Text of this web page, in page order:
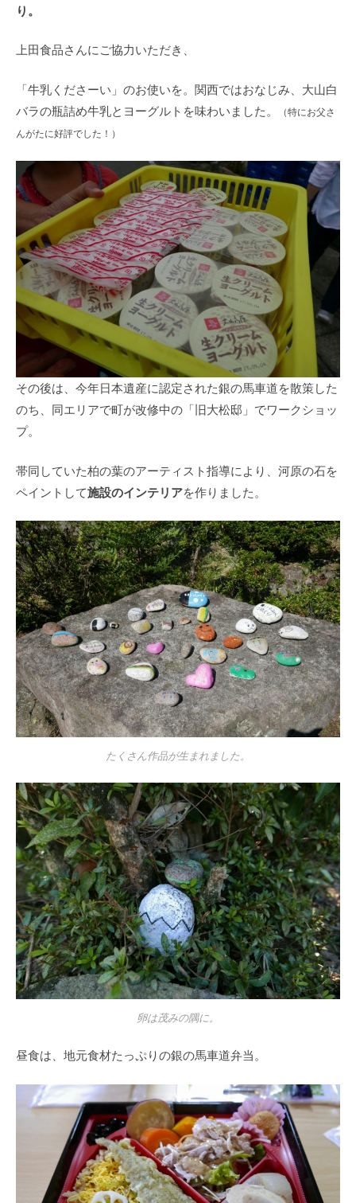
り。
上田食品さんにご協力いただき、
「牛乳くださーい」のお使いを。関西ではおなじみ、大山白
バラの瓶詰め牛乳とヨーグルトを味わいました。
（特にお父さ
んがたに好評でした！）
その後は、今年日本遺産に認定された銀の馬車道を散策した
のち、同エリアで町が改修中の「旧大松邸」でワークショッ
プ。
帯同していた柏の葉のアーティスト指導により、河原の石を
ペイントして施設のインテリアを作りました。
たくさん作品が生まれました。
卵は茂みの隅に。
昼食は、地元食材たっぷりの銀の馬車道弁当。